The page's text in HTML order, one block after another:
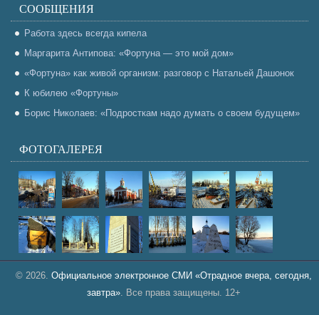
СООБЩЕНИЯ
Работа здесь всегда кипела
Маргарита Антипова: «Фортуна — это мой дом»
«Фортуна» как живой организм: разговор с Натальей Дашонок
К юбилею «Фортуны»
Борис Николаев: «Подросткам надо думать о своем будущем»
ФОТОГАЛЕРЕЯ
© 2026. Официальное электронное СМИ «Отрадное вчера, сегодня,
завтра». Все права защищены. 12+